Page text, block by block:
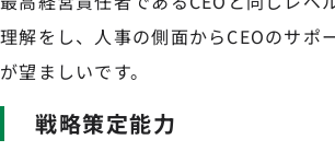
理解をし、人事の側面からCEOのサポ
が望ましいです。
戦略策定能力